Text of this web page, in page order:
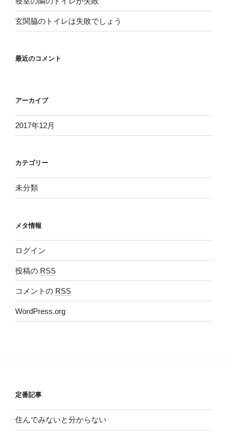
玄関脇のトイレは失敗でしょう
最近のコメント
アーカイブ
2017年12月
カテゴリー
未分類
メタ情報
ログイン
投稿の RSS
コメントの RSS
WordPress.org
定番記事
住んでみないと分からない